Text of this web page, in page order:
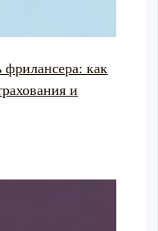
фрилансера: как
и